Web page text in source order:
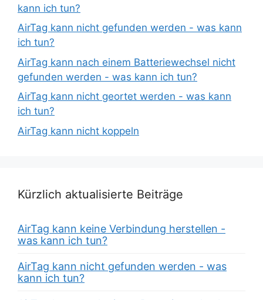
kann ich tun?
AirTag kann nicht gefunden werden - was kann
ich tun?
AirTag kann nach einem Batteriewechsel nicht
gefunden werden - was kann ich tun?
AirTag kann nicht geortet werden - was kann
ich tun?
AirTag kann nicht koppeln
Kürzlich aktualisierte Beiträge
AirTag kann keine Verbindung herstellen -
was kann ich tun?
AirTag kann nicht gefunden werden - was
kann ich tun?